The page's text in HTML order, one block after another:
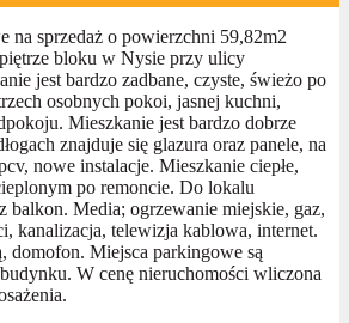
na sprzedaż o powierzchni 59,82m2
bloku w Nysie przy ulicy
jest bardzo zadbane, czyste, świeżo po
osobnych pokoi, jasnej kuchni,
Mieszkanie jest bardzo dobrze
znajduje się glazura oraz panele, na
nowe instalacje. Mieszkanie ciepłe,
po remoncie. Do lokalu
balkon. Media; ogrzewanie miejskie, gaz,
kanalizacja, telewizja kablowa, internet.
domofon. Miejsca parkingowe są
W cenę nieruchomości wliczona